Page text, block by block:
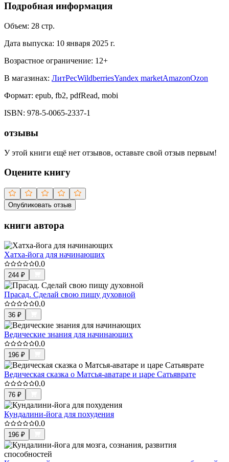
Подробная информация
Объем: 28 стр.
Дата выпуска: 10 января 2025 г.
Возрастное ограничение: 12+
В магазинах: ЛитРесWildberriesYandex marketAmazonOzon
Формат: epub, fb2, pdfRead, mobi
ISBN: 978-5-0065-2337-1
отзывы
У этой книги ещё нет отзывов, оставьте свой отзыв первым!
Оцените книгу
Опубликовать отзыв
книги автора
Хатха-йога для начинающих
0.0
244 ₽
Прасад. Сделай свою пищу духовной
0.0
36 ₽
Ведические знания для начинающих
0.0
196 ₽
Ведическая сказка о Матсья-аватаре и царе Сатьяврате
0.0
76 ₽
Кундалини-йога для похудения
0.0
196 ₽